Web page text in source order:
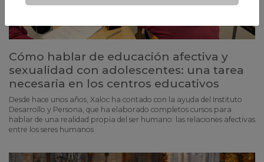
Cómo hablar de educación afectiva y
sexualidad con adolescentes: una tarea
necesaria en los centros educativos
Desde hace unos años, Xaloc ha contado con la ayuda del Instituto
Desarrollo y Persona, que ha elaborado completos cursos para
hablar de una realidad propia del ser humano: las relaciones afectivas
entre los seres humanos